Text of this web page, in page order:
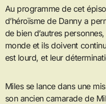
Au programme de cet
d’héroïsme de Danny a
de bien d’autres
monde et ils doivent
est lourd, et leur
Miles se lance dans une
son ancien camarade de